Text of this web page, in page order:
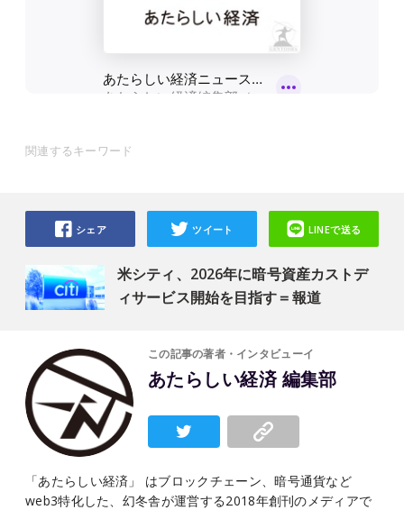
関連するキーワード
米シティ、2026年に暗号資産カストデ
ィサービス開始を目指す＝報道
シェア ツイート LINEで送る
この記事の著者・インタビューイ
あたらしい経済 編集部
「あたらしい経済」 はブロックチェーン、暗号通貨など
web3特化した、幻冬舎が運営する2018年創刊のメディアで